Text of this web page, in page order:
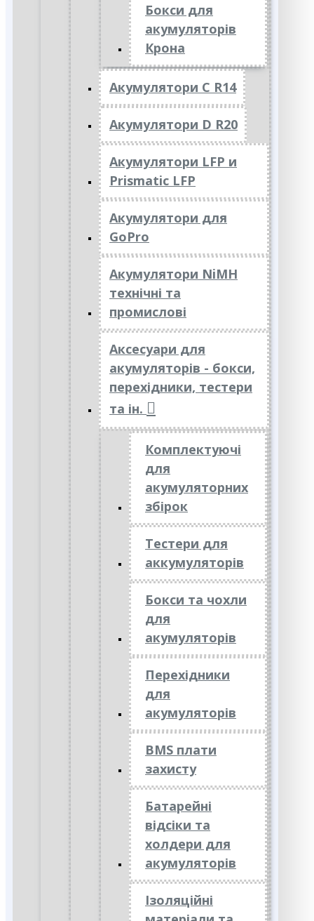
Бокси для
акумуляторів
Крона
Акумулятори C R14
Акумулятори D R20
Акумулятори LFP и
Prismatic LFP
Акумулятори для
GoPro
Акумулятори NiMH
технічні та
промислові
Аксесуари для
акумуляторів - бокси,
перехідники, тестери
та ін.
Комплектуючі
для
акумуляторних
збірок
Тестери для
аккумуляторів
Бокси та чохли
для
акумуляторів
Перехідники
для
акумуляторів
BMS плати
захисту
Батарейні
відсіки та
холдери для
акумуляторів
Ізоляційні